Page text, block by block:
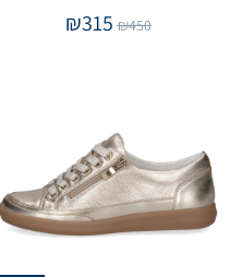
₪450
₪315